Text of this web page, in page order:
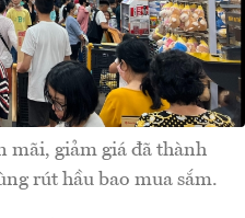
mãi, giảm giá đã thành
rút hầu bao mua sắm.